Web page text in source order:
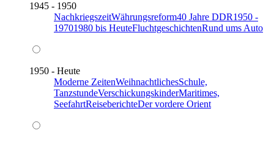
1945 - 1950
NachkriegszeitWährungsreform40 Jahre DDR1950 -
19701980 bis HeuteFluchtgeschichtenRund ums Auto
1950 - Heute
Moderne ZeitenWeihnachtlichesSchule,
TanzstundeVerschickungskinderMaritimes,
SeefahrtReiseberichteDer vordere Orient